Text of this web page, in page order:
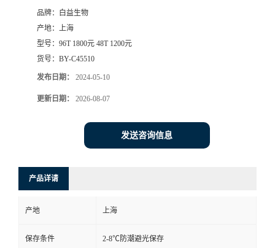
品牌：
白益生物
产地： 上海
型号： 96T 1800元 48T 1200元
货号： BY-C45510
发布日期： 2024-05-10
更新日期： 2026-08-07
发送咨询信息
产品详请
产地 上海
保存条件 2-8℃防潮避光保存